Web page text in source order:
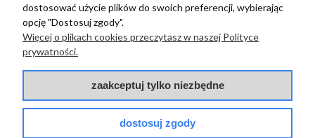
TERRADECO
BAZA WIEDZY
POMOC
dostosować użycie plików do swoich preferencji, wybierając
opcję "Dostosuj zgody".
Więcej o plikach cookies przeczytasz w naszej Polityce
prywatności.
zaakceptuj tylko niezbędne
dostosuj zgody